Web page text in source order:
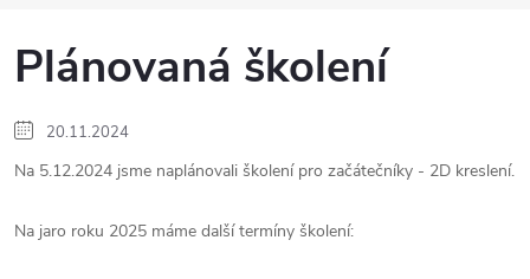
Plánovaná školení
20.11.2024
Na 5.12.2024 jsme naplánovali školení pro začátečníky - 2D kreslení.
Na jaro roku 2025 máme další termíny školení: